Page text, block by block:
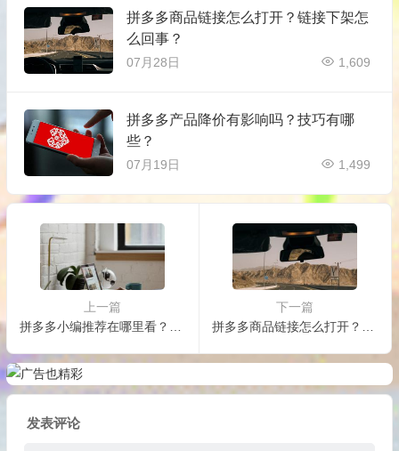
拼多多商品链接怎么打开？链接下架怎
么回事？
07月28日 1,609
拼多多产品降价有影响吗？技巧有哪
些？
07月19日 1,499
上一篇
下一篇
发表评论